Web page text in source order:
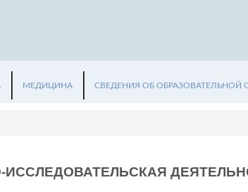
МЕДИЦИНА СВЕДЕНИЯ ОБ ОБРАЗОВАТЕЛЬНОЙ
ИССЛЕДОВАТЕЛЬСКАЯ